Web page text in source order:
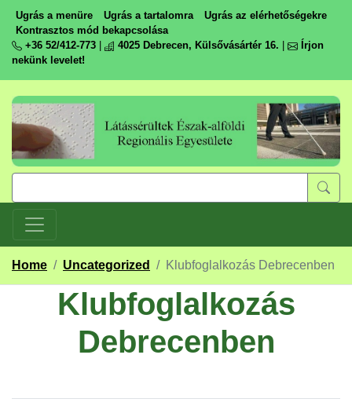
Ugrás a menüre Ugrás a tartalomra
Ugrás az elérhetőségekre
Kontrasztos mód bekapcsolása
+36 52/412-773
4025 Debrecen, Külsővásártér 16.
Írjon
nekünk levelet!
Home / Uncategorized / Klubfoglalkozás Debrecenben
Klubfoglalkozás
Debrecenben